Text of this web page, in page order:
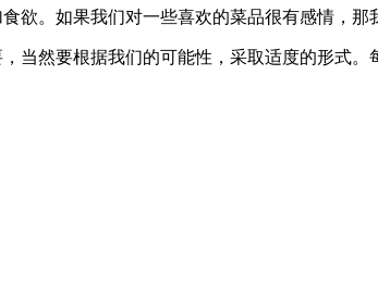
欲。如果我们对一些喜欢的菜品很有感情，那
当然要根据我们的可能性，采取适度的形式。